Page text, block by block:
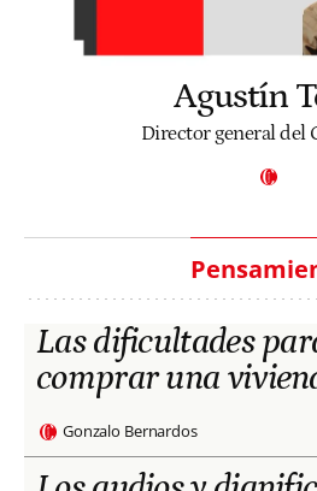
Agustín
Director general del
Las dificultades
comprar una
Gonzalo Bernardos